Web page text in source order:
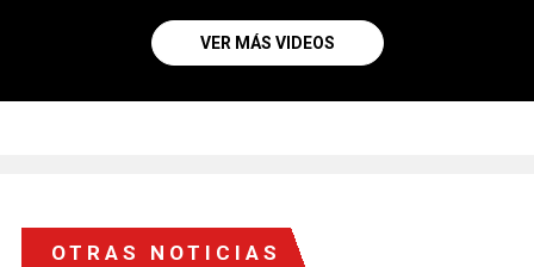
VER MÁS VIDEOS
OTRAS NOTICIAS